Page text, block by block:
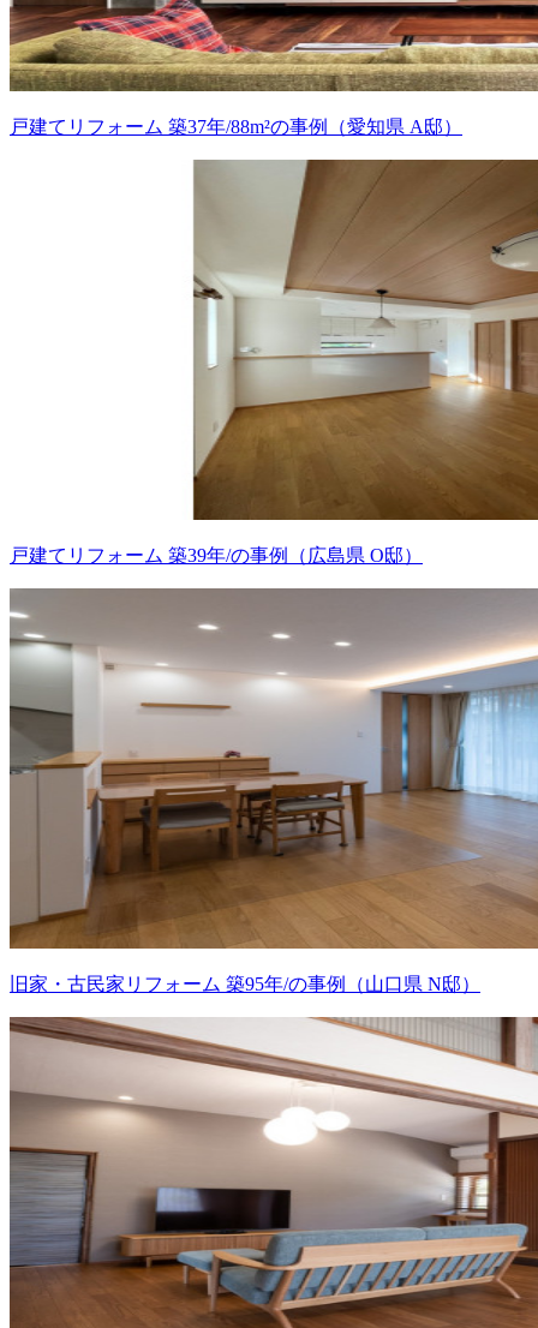
戸建てリフォーム 築37年/88m²の事例（愛知県 A邸）
戸建てリフォーム 築39年/の事例（広島県 O邸）
旧家・古民家リフォーム 築95年/の事例（山口県 N邸）